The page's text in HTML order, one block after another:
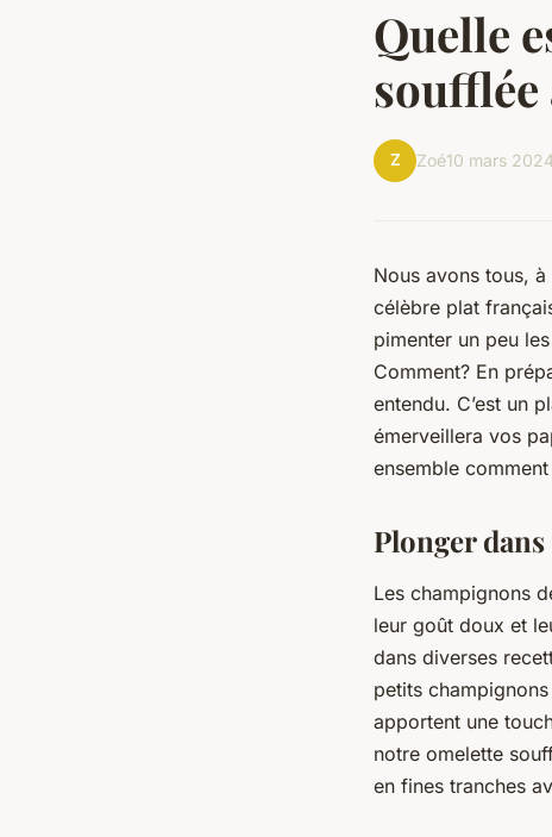
Quelle
Z Zoé10 mars 2024
Nous avons tous,
célèbre plat
pimenter un peu
Comment? En
entendu. C’est un
émerveillera vos
ensemble
Plonger
Les champignons
leur goût doux et
dans diverses
petits
apportent une
notre omelette
en fines tranches